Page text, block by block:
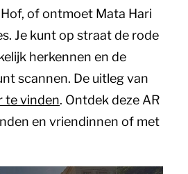
of ontmoet Mata Hari
Je kunt op straat de rode
herkennen en de
scannen. De uitleg van
te vinden. Ontdek deze AR
en vriendinnen of met